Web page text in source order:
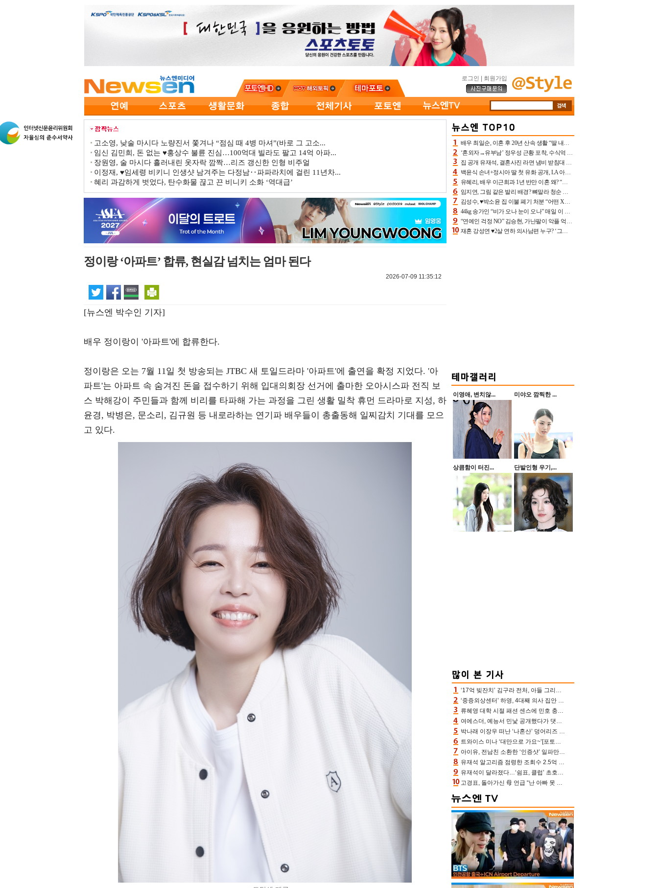
로그인 회원가입
고소영, 낮술 마시다 노량진서 쫓겨나 “점심 때 4병 마셔”(바로 그 고소...
임신 김민희, 돈 없는 ♥홍상수 불륜 진심…100억대 빌라도 팔고 14억 아파...
장원영, 술 마시다 흘러내린 옷자락 깜짝…리즈 갱신한 인형 비주얼
이정재, ♥임세령 비키니 인생샷 남겨주는 다정남‥파파라치에 걸린 11년차...
혜리 과감하게 벗었다, 탄수화물 끊고 끈 비니키 소화 ‘역대급’
정이랑 ‘아파트’ 합류, 현실감 넘치는 엄마 된다
2026-07-09 11:35:12
[뉴스엔 박수인 기자]
배우 정이랑이 '아파트'에 합류한다.
정이랑은 오는 7월 11일 첫 방송되는 JTBC 새 토일드라마 '아파트'에 출연을 확정 지었다. '아
파트'는 아파트 속 숨겨진 돈을 접수하기 위해 입대의회장 선거에 출마한 오아시스파 전직 보
스 박해강이 주민들과 함께 비리를 타파해 가는 과정을 그린 생활 밀착 휴먼 드라마로 지성, 하
윤경, 박병은, 문소리, 김규원 등 내로라하는 연기파 배우들이 총출동해 일찌감치 기대를 모으
고 있다.
배우 최일순, 이혼 후 20년 산속 생활 “딸 내가 버렸다고 원망‥맘 아파”(특종)[어제TV]
‘혼외자→유부남’ 정우성 근황 포착, 수식억 해킹 피해 후배 만났다 “존경하는”
집 공개 유재석, 결혼사진 라면 냄비 받침대 되고 분노‥가족사진도 피해(놀뭐)[어제TV]
백윤식 손녀+정시아 딸 첫 유화 공개, LA 아트쇼→서울국제조각페스타 작가다운 수준급 실력
유혜리, 배우 이근희과 1년 반만 이혼 왜? “식칼 꽂고 의자 던져” 충격 폭로(특종)[어제TV]
임지연, 그림 같은 발리 배경? 뼈말라 청순 비키니 핏에 상대 안 되네
김성수, ♥박소윤 집 이불 폐기 처분 “어떤 X이랑 썼을지 몰라” 질투(신랑수업2)[어제TV]
44kg 송가인 “비가 오나 눈이 오나” 매일 이 운동, 허벅지 근육량 상승+체지방 감소
“연예인 걱정 NO” 김승현, 가난팔이 악플 억울할만‥아내+딸과 日 여행
재혼 강성연 ♥2살 연하 의사남편 누구? ‘그알’ 자문의에 훈남 비주얼 초엘리트 스펙 [종합]
이영애, 변치않... 미야오 깜찍한 ...
상큼함이 터진... 단발인형 우기,...
‘17억 빚잔치’ 김구라 전처, 아들 그리는 “나 뿐인데” 친엄마 챙기는 효심 눈길
‘중증외상센터’ 하영, 4대째 의사 집안 인증 “증조부, 고종 황제 진료”(옥문아)[어제TV]
류혜영 대학 시절 패션 센스에 민호 충격 “레몬색 레깅스에 다리 없는 줄”(나혼산)
여에스더, 예능서 민낯 공개했다가 댓글에 충격 “눈 왜 저렇게 처졌냐고”(에스더TV)
박나래 이장우 떠난 ‘나혼산’ 덩어리즈 왔다, 1인 1케이크에 팜유 전현무 충격[어제TV]
트와이스 미나 ‘대만으로 가요~’[포토엔HD]
아이유, 전남친 소환한 ‘인증샷’ 일파만파 속…남사친 변우석 선물도 남겼나 ‘훈훈’
유재석 알고리즘 점령한 조회수 2.5억 신박한 다비치, 강민경 덩달아 긴장(해투)
유재석이 달라졌다…‘쉼표, 클럽’ 초호화 코스에 주우재도 감탄 (놀면 뭐하니?)
고경표, 돌아가신 母 언급 “난 아빠 못 될 듯” 족보 태운 부친 응원 뭉클(나혼산)